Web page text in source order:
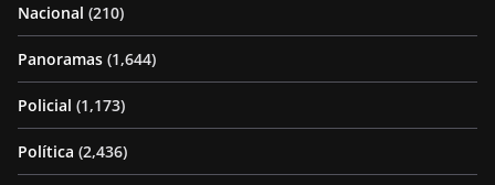
Nacional (210)
Panoramas (1,644)
Policial (1,173)
Política (2,436)